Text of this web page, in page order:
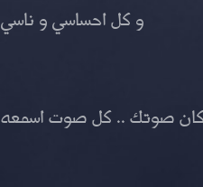
و كل احساسي و ناسي
صوتك .. كل صوت اسمعه